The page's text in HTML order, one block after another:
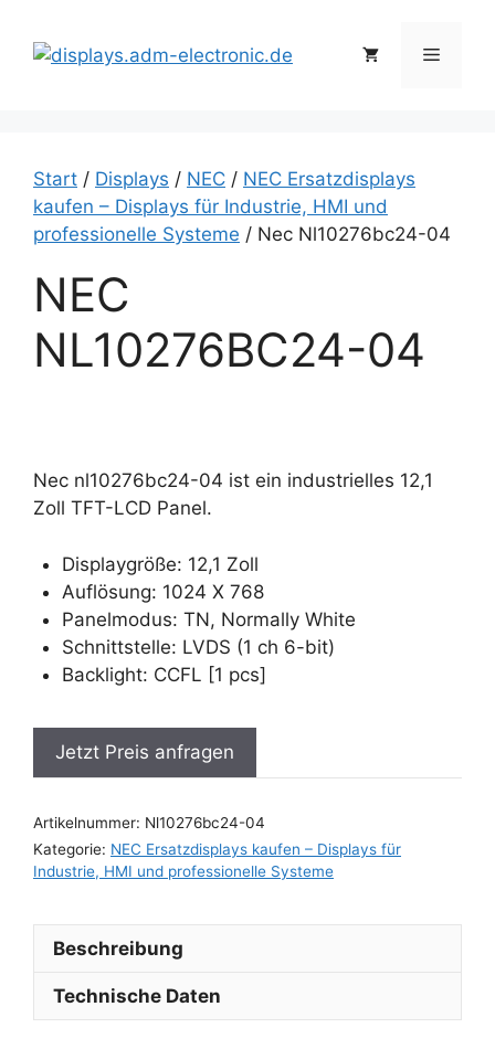
Inhalt
springen
Menü
Start / Displays / NEC / NEC Ersatzdisplays
kaufen – Displays für Industrie, HMI und
professionelle Systeme / Nec Nl10276bc24-04
NEC
NL10276BC24-04
Nec nl10276bc24-04 ist ein industrielles 12,1
Zoll TFT-LCD Panel.
Displaygröße: 12,1 Zoll
Auflösung: 1024 X 768
Panelmodus: TN, Normally White
Schnittstelle: LVDS (1 ch 6-bit)
Backlight: CCFL [1 pcs]
Jetzt Preis anfragen
Artikelnummer: Nl10276bc24-04
Kategorie: NEC Ersatzdisplays kaufen – Displays für
Industrie, HMI und professionelle Systeme
Beschreibung
Technische Daten